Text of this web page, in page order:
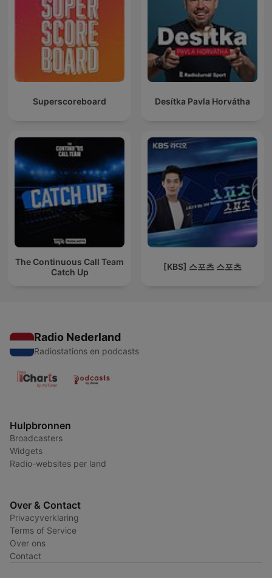
Superscoreboard Desítka Pavla Horvátha
The Continuous Call Team
Catch Up
[KBS] 스포츠 스포츠
Radio Nederland
Radiostations en podcasts
Hulpbronnen
Broadcasters
Widgets
Radio-websites per land
Over & Contact
Privacyverklaring
Terms of Service
Over ons
Contact